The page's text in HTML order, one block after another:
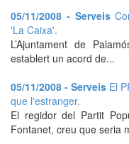
05/11/2008 - Serveis
'La Caixa'.
L’Ajuntament de
establert un acord de...
05/11/2008 - Serveis El
que l'estranger.
El regidor del Partit
Fontanet, creu que seria